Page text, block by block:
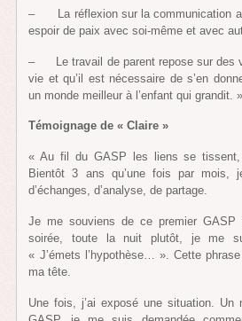
– La réflexion sur la communication
espoir de paix avec soi-même et avec
– Le travail de parent repose sur des
vie et qu’il est nécessaire de s’en
un monde meilleur à l’enfant qui grandit. »
Témoignage de « Claire »
« Au fil du GASP les liens se
Bientôt 3 ans qu’une fois par mois,
d’échanges, d’analyse, de partage.
Je me souviens de ce premier
soirée, toute la nuit plutôt, je me
« J’émets l’hypothèse… ». Cette
ma tête.
Une fois, j’ai exposé une situation.